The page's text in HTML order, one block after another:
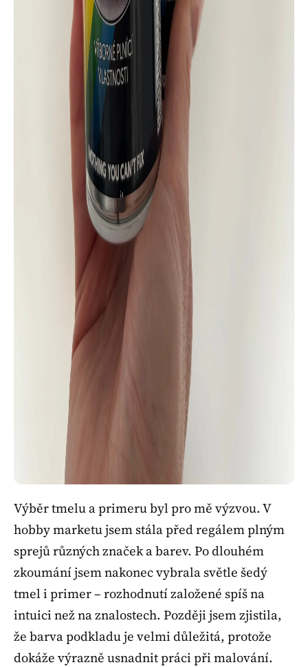
Výběr tmelu a primeru byl pro mě výzvou. V
hobby marketu jsem stála před regálem plným
sprejů různých značek a barev. Po dlouhém
zkoumání jsem nakonec vybrala světle šedý
tmel i primer – rozhodnutí založené spíš na
intuici než na znalostech. Později jsem zjistila,
že barva podkladu je velmi důležitá, protože
dokáže výrazně usnadnit práci při malování.